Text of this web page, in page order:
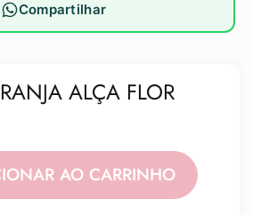
Compartilhar
ALÇA FLOR
AO CARRINHO